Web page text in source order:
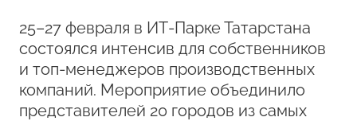
25–27 февраля в ИТ‑Парке Татарстана
состоялся интенсив для собственников
и топ‑менеджеров производственных
компаний. Мероприятие объединило
представителей 20 городов из самых